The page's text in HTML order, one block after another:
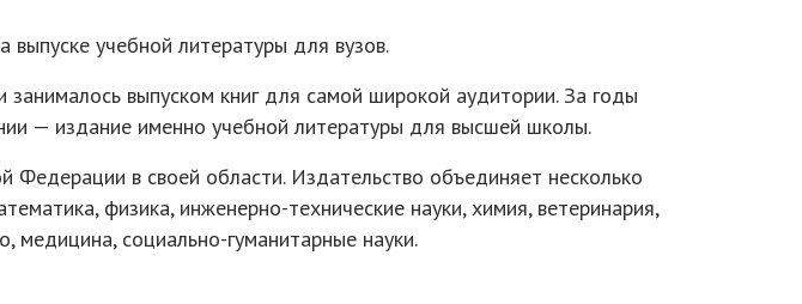
учебной литературы для вузов.
выпуском книг для самой широкой аудитории. За годы
— издание именно учебной литературы для высшей школы.
в своей области. Издательство объединяет несколько
физика, инженерно-технические науки, химия, ветеринария,
медицина, социально-гуманитарные науки.